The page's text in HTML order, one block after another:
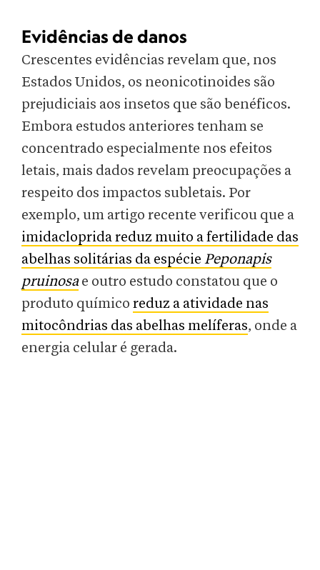
Evidências de danos
Crescentes evidências revelam que, nos
Estados Unidos, os neonicotinoides são
prejudiciais aos insetos que são benéficos.
Embora estudos anteriores tenham se
concentrado especialmente nos efeitos
letais, mais dados revelam preocupações a
respeito dos impactos subletais. Por
exemplo, um artigo recente verificou que a
imidacloprida reduz muito a fertilidade das
abelhas solitárias da espécie Peponapis
pruinosae outro estudo constatou que o
produto químico reduz a atividade nas
mitocôndrias das abelhas melíferas, onde a
energia celular é gerada.